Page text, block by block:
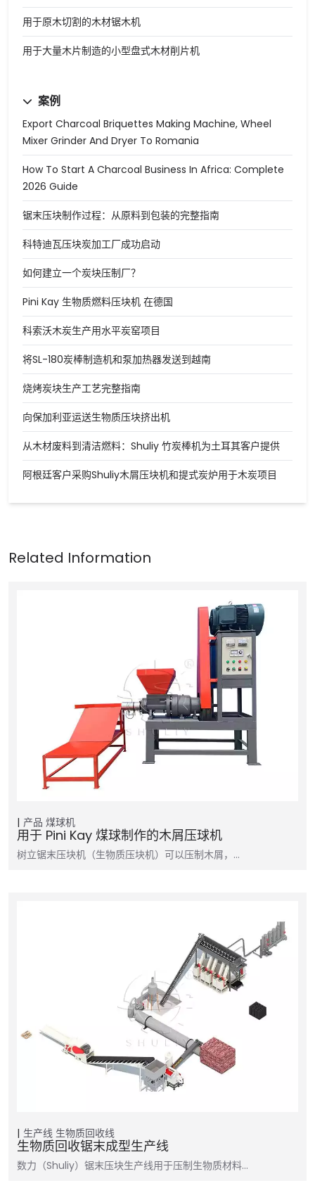
用于原木切割的木材锯木机
用于大量木片制造的小型盘式木材削片机
案例
Export Charcoal Briquettes Making Machine, Wheel
Mixer Grinder And Dryer To Romania
How To Start A Charcoal Business In Africa: Complete
2026 Guide
锯末压块制作过程：从原料到包装的完整指南
科特迪瓦压块炭加工厂成功启动
如何建立一个炭块压制厂？
Pini Kay 生物质燃料压块机 在德国
科索沃木炭生产用水平炭窑项目
将SL-180炭棒制造机和泵加热器发送到越南
烧烤炭块生产工艺完整指南
向保加利亚运送生物质压块挤出机
从木材废料到清洁燃料：Shuliy 竹炭棒机为土耳其客户提供
阿根廷客户采购Shuliy木屑压块机和提式炭炉用于木炭项目
产品 煤球机
用于 Pini Kay 煤球制作的木屑压球机
树立锯末压块机（生物质压块机）可以压制木屑，…
生产线 生物质回收线
生物质回收锯末成型生产线
数力（Shuliy）锯末压块生产线用于压制生物质材料…